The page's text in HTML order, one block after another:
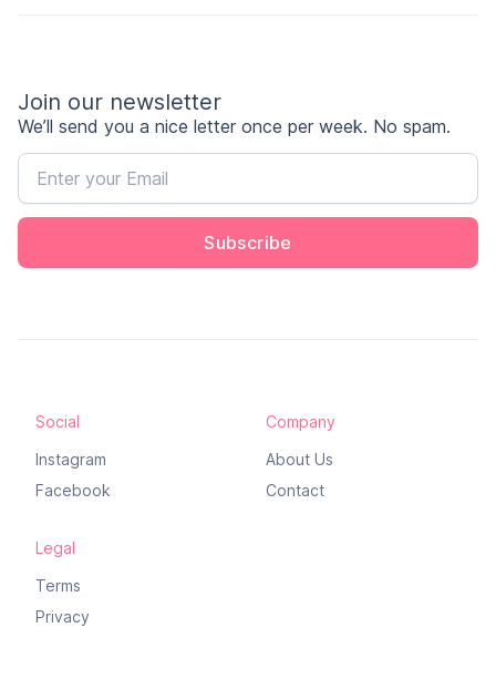
Join our newsletter
We’ll send you a nice letter once per week. No spam.
Subscribe
Social
Instagram
Facebook
Company
About Us
Contact
Legal
Terms
Privacy